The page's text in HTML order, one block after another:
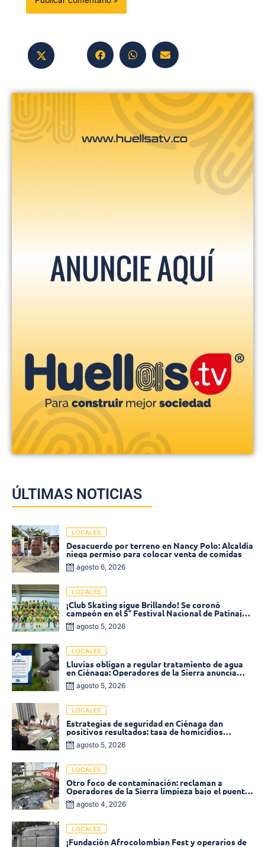
ÚLTIMAS NOTICIAS
LOCALES
Desacuerdo por terreno en Nancy Polo: Alcaldía
niega permiso para colocar venta de comidas
agosto 6, 2026
LOCALES
¡Club Skating sigue Brillando! Se coronó
campeón en el 5° Festival Nacional de Patinaje
«Soledad sobre Ruedas»
agosto 5, 2026
LOCALES
Lluvias obligan a regular tratamiento de agua
en Ciénaga: Operadores de la Sierra anuncia
baja presión en varios sectores
agosto 5, 2026
LOCALES
Estrategias de seguridad en Ciénaga dan
positivos resultados: tasa de homicidios
disminuyó un 58% en 2026
agosto 5, 2026
LOCALES
Otro foco de contaminación: reclaman a
Operadores de la Sierra limpieza bajo el puente
de la calle 19 con carrera 11
agosto 4, 2026
LOCALES
¡Fundación Afrocolombian Fest y operarios de